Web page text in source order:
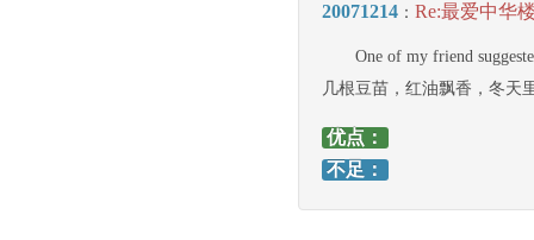
20071214 ： Re:最爱中华
One of my friend
几根豆苗，红油飘香，冬天
优点：
不足：